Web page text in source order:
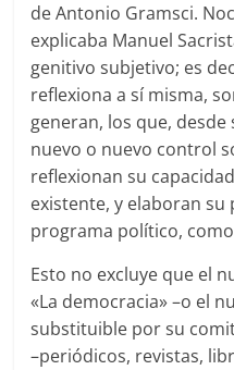
de Antonio Gramsci.
explicaba Manuel
genitivo subjetivo; es
reflexiona a sí misma,
generan, los que,
nuevo o nuevo control
reflexionan su
existente, y elaboran su
programa político,
Esto no excluye que el
«La democracia» –o el
substituible por su
–periódicos, revistas,